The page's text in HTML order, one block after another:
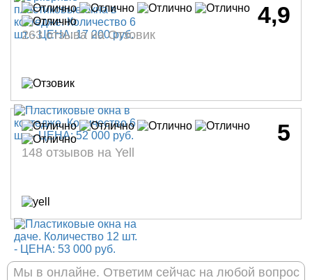
4,9
263 отзыва на Отзовик
5
148 отзывов на Yell
Мы в онлайне. Ответим сейчас на любой вопрос